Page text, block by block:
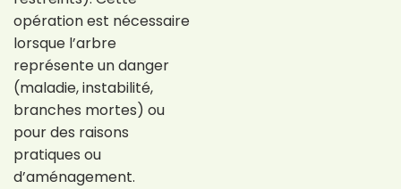
opération est nécessaire
lorsque l’arbre
représente un danger
(maladie, instabilité,
branches mortes) ou
pour des raisons
pratiques ou
d’aménagement.